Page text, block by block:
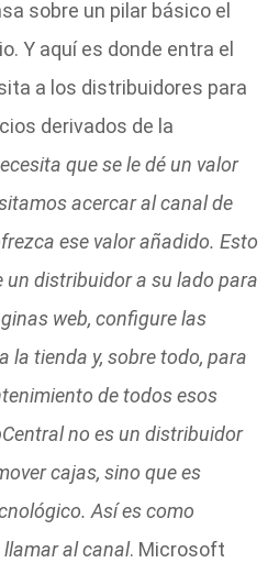
sobre un pilar básico el
Y aquí es donde entra el
a los distribuidores para
derivados de la
que se le dé un valor
acercar al canal de
ese valor añadido. Esto
un distribuidor a su lado para
web, configure las
la tienda y, sobre todo, para
de todos esos
no es un distribuidor
cajas, sino que es
Así es como
al canal. Microsoft